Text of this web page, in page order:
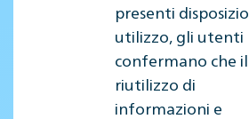
presenti
utilizzo, gli utenti
confermano che il
riutilizzo di
informazioni e